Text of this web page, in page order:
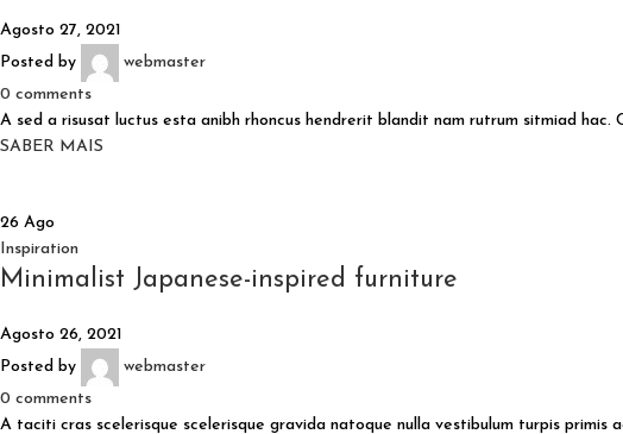
Agosto 27, 2021
Posted by
webmaster
0 comments
A sed a risusat luctus esta anibh rhoncus hendrerit blandit nam rutrum sitmiad hac.
SABER MAIS
26 Ago
Inspiration
Minimalist Japanese-inspired furniture
Agosto 26, 2021
Posted by
webmaster
0 comments
A taciti cras scelerisque scelerisque gravida natoque nulla vestibulum turpis primis